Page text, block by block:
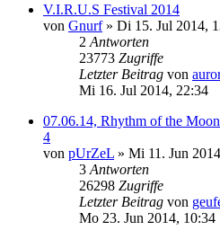
V.I.R.U.S Festival 2014
von Gnurf» Di 15. Jul 2014,
2 Antworten
23773 Zugriffe
Letzter Beitrag von
Mi 16. Jul 2014, 22:34
07.06.14, Rhythm of the
4
von pUrZeL » Mi 11. Jun
3 Antworten
26298 Zugriffe
Letzter Beitrag von
Mo 23. Jun 2014, 10:34